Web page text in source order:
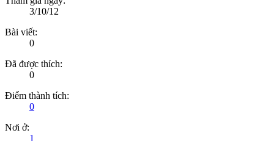
3/10/12
Bài viết:
0
Đã được thích:
0
Điểm thành tích:
0
Nơi ở:
1